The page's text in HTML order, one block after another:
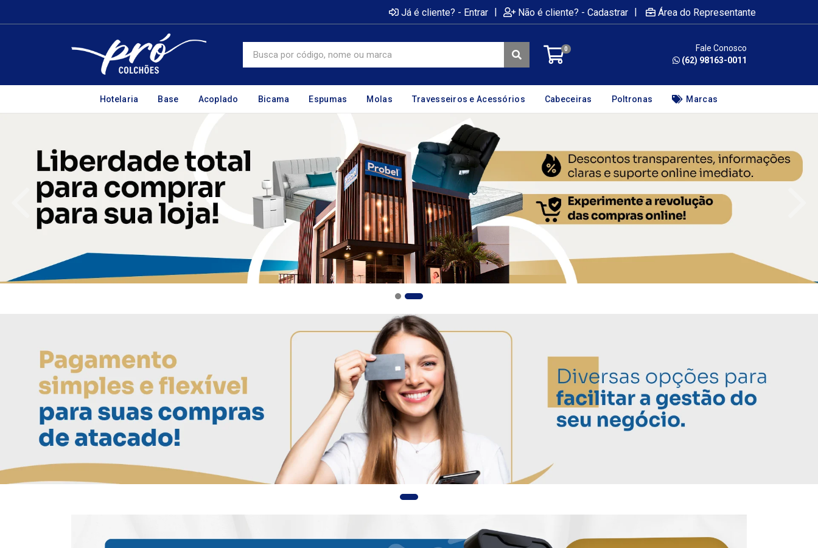
Já é cliente? - Entrar | Não é cliente? - Cadastrar | Área do Representante
0
Fale Conosco
(62) 98163-0011
Hotelaria Base Acoplado Bicama Espumas Molas Travesseiros e Acessórios Cabeceiras Poltronas Marcas